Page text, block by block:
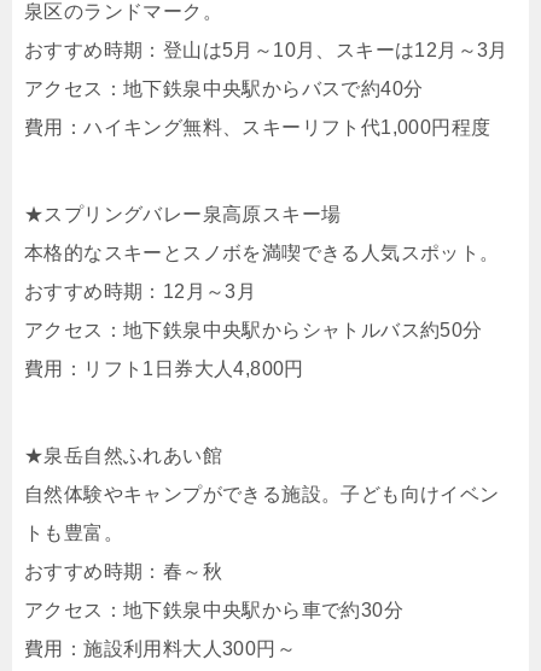
泉区のランドマーク。
おすすめ時期：登山は5月～10月、スキーは12月～3月
アクセス：地下鉄泉中央駅からバスで約40分
費用：ハイキング無料、スキーリフト代1,000円程度
★スプリングバレー泉高原スキー場
本格的なスキーとスノボを満喫できる人気スポット。
おすすめ時期：12月～3月
アクセス：地下鉄泉中央駅からシャトルバス約50分
費用：リフト1日券大人4,800円
★泉岳自然ふれあい館
自然体験やキャンプができる施設。子ども向けイベン
トも豊富。
おすすめ時期：春～秋
アクセス：地下鉄泉中央駅から車で約30分
費用：施設利用料大人300円～